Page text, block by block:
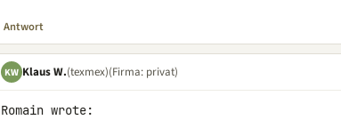
Antwort
KW Klaus W.(texmex)(Firma: privat)